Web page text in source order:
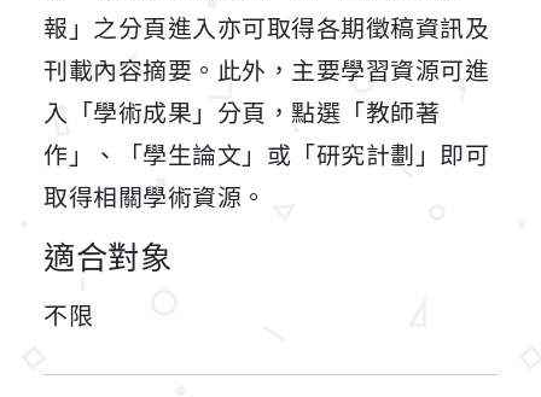
報」之分頁進入亦可取得各期徵稿資訊及
刊載內容摘要。此外，主要學習資源可進
入「學術成果」分頁，點選「教師著
作」、「學生論文」或「研究計劃」即可
取得相關學術資源。
適合對象
不限